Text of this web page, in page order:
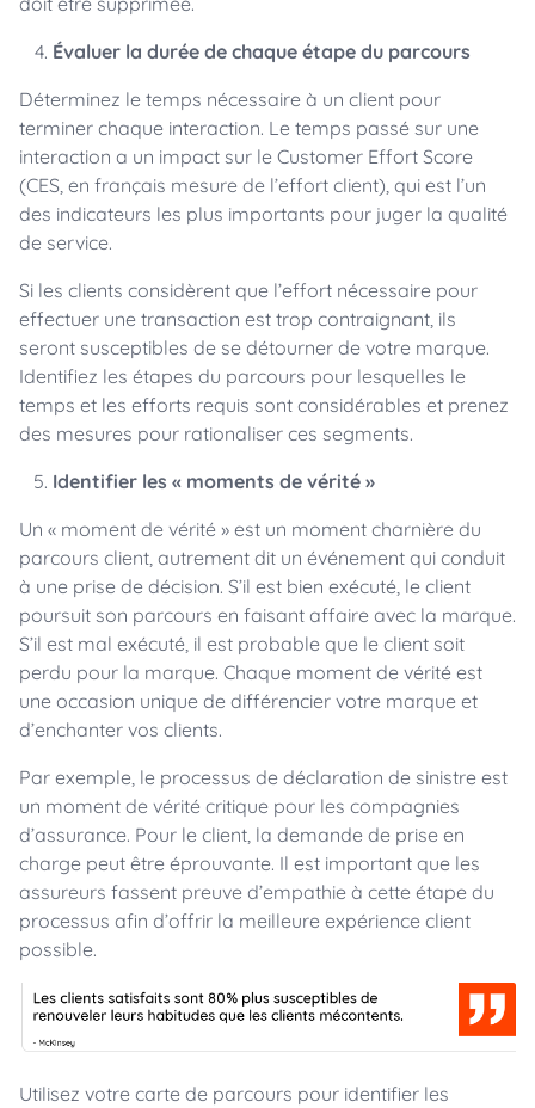
Évaluer la durée de chaque étape du parcours
Déterminez le temps nécessaire à un client pour
terminer chaque interaction. Le temps passé sur une
interaction a un impact sur le Customer Effort Score
(CES, en français mesure de l’effort client), qui est l’un
des indicateurs les plus importants pour juger la qualité
de service.
Si les clients considèrent que l’effort nécessaire pour
effectuer une transaction est trop contraignant, ils
seront susceptibles de se détourner de votre marque.
Identifiez les étapes du parcours pour lesquelles le
temps et les efforts requis sont considérables et prenez
des mesures pour rationaliser ces segments.
Identifier les « moments de vérité »
Un « moment de vérité » est un moment charnière du
parcours client, autrement dit un événement qui conduit
à une prise de décision. S’il est bien exécuté, le client
poursuit son parcours en faisant affaire avec la marque.
S’il est mal exécuté, il est probable que le client soit
perdu pour la marque. Chaque moment de vérité est
une occasion unique de différencier votre marque et
d’enchanter vos clients.
Par exemple, le processus de déclaration de sinistre est
un moment de vérité critique pour les compagnies
d’assurance. Pour le client, la demande de prise en
charge peut être éprouvante. Il est important que les
assureurs fassent preuve d’empathie à cette étape du
processus afin d’offrir la meilleure expérience client
possible.
Utilisez votre carte de parcours pour identifier les